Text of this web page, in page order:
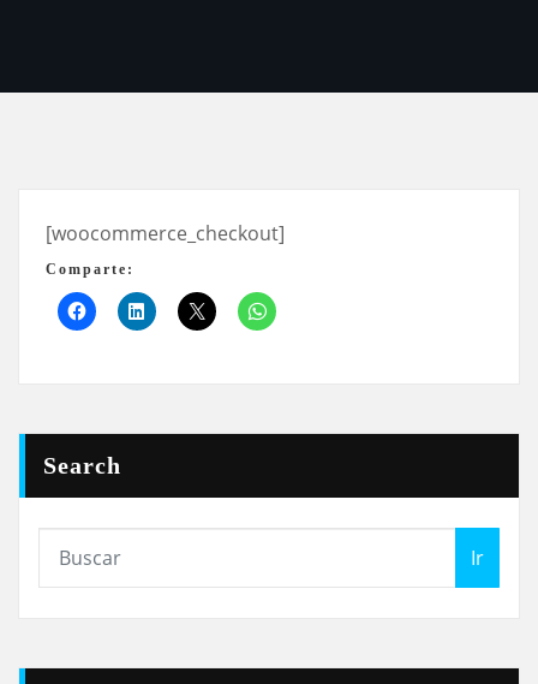
[woocommerce_checkout]
Comparte:
Search
Ir